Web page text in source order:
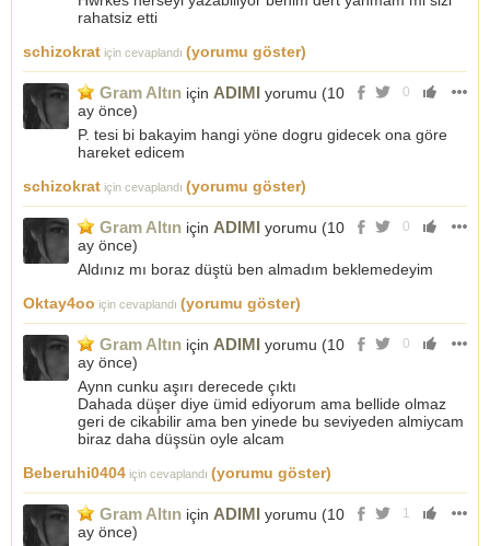
rahatsiz etti
schizokrat için cevaplandı (yorumu göster)
0
Gram Altın için ADIMI yorumu (10
ay önce)
P. tesi bi bakayim hangi yöne dogru gidecek ona göre
hareket edicem
schizokrat için cevaplandı (yorumu göster)
0
Gram Altın için ADIMI yorumu (10
ay önce)
Aldınız mı boraz düştü ben almadım beklemedeyim
Oktay4oo için cevaplandı (yorumu göster)
0
Gram Altın için ADIMI yorumu (10
ay önce)
Aynn cunku aşırı derecede çıktı
Dahada düşer diye ümid ediyorum ama bellide olmaz
geri de cikabilir ama ben yinede bu seviyeden almiycam
biraz daha düşsün oyle alcam
Beberuhi0404 için cevaplandı (yorumu göster)
1
Gram Altın için ADIMI yorumu (10
ay önce)